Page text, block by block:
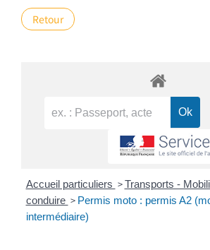
Retour
Accueil particuliers > Transports -
conduire > Permis moto : permis A2
intermédiaire)